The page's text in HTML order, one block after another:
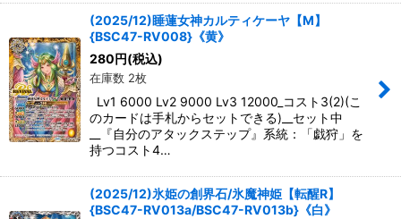
(2025/12)睡蓮女神カルティケーヤ【M】
{BSC47-RV008}《黄》
280円(税込)
在庫数 2枚
Lv1 6000 Lv2 9000 Lv3 12000_コスト3(2)(こ
のカードは手札からセットできる)__セット中
__『自分のアタックステップ』系統：「戯狩」を
持つコスト4…
(2025/12)氷姫の創界石/氷魔神姫【転醒R】
{BSC47-RV013a/BSC47-RV013b}《白》